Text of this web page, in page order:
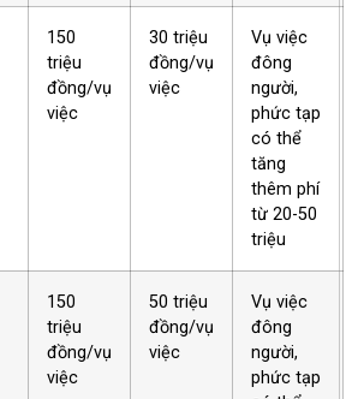
150
triệu
đồng/vụ
việc
30 triệu
đồng/vụ
việc
Vụ việc
đông
người,
phức tạp
có thể
tăng
thêm phí
từ 20-50
triệu
150
triệu
đồng/vụ
việc
50 triệu
đồng/vụ
việc
Vụ việc
đông
người,
phức tạp